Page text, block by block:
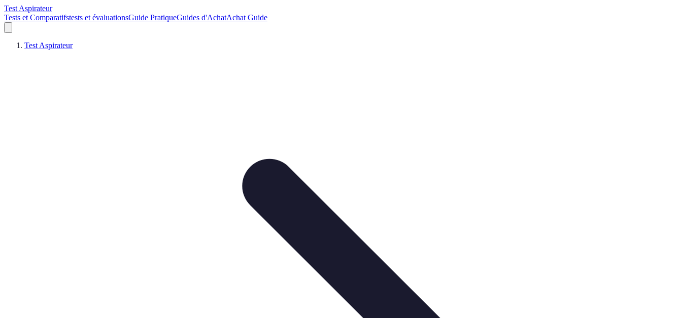
Test Aspirateur
Tests et Comparatifstests et évaluationsGuide PratiqueGuides d'AchatAchat Guide
Test Aspirateur